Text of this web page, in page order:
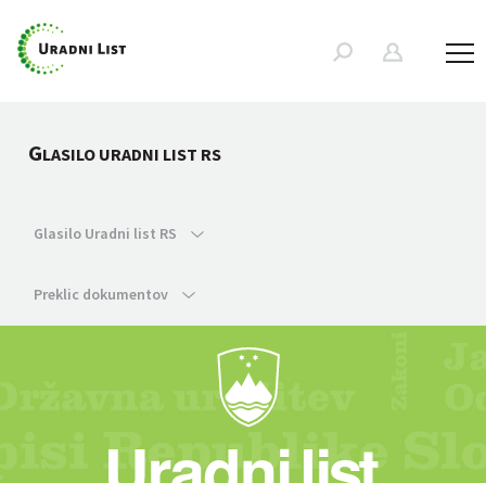
GLASILO URADNI LIST RS
Glasilo Uradni list RS
Preklic dokumentov